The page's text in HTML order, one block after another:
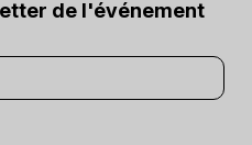
de l'événement